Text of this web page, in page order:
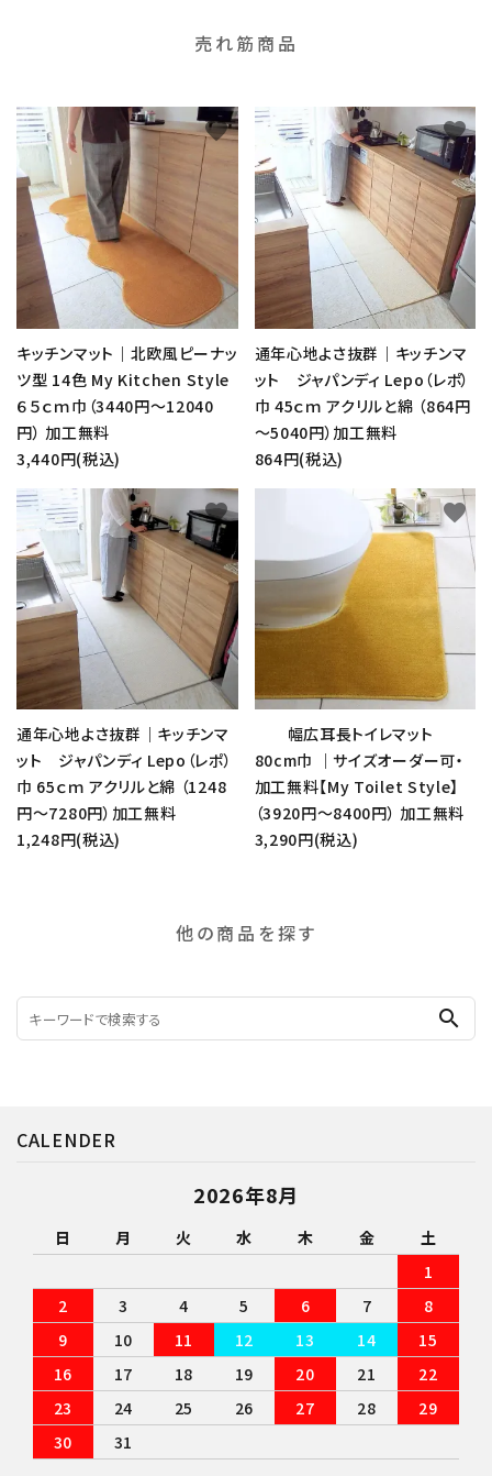
売れ筋商品
キッチンマット｜北欧風ピーナッ
ツ型 14色 My Kitchen Style
６５ｃｍ巾（3440円～12040
円） 加工無料
3,440円(税込)
favorite
通年心地よさ抜群｜キッチンマ
ット ジャパンディ Lepo（レポ）
巾 45ｃｍ アクリルと綿 （864円
～5040円）加工無料
864円(税込)
favorite
通年心地よさ抜群｜キッチンマ
ット ジャパンディ Lepo（レポ）
巾 65ｃｍ アクリルと綿 （1248
円～7280円）加工無料
1,248円(税込)
favorite
幅広耳長トイレマット
80cm巾 ｜サイズオーダー可・
加工無料【My Toilet Style】
（3920円～8400円） 加工無料
3,290円(税込)
favorite
他の商品を探す
search
CALENDER
2026年8月
日 月 火 水 木 金
土
1
2
3 4 5 6 7
8
9
10 11 12 13 14
15
16
17 18 19 20 21
22
23
24 25 26 27 28
29
30
31